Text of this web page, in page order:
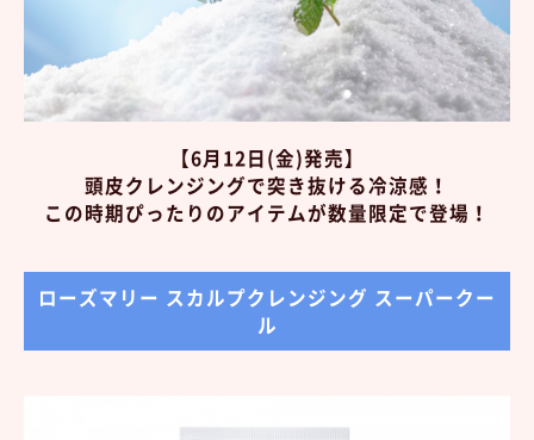
【6月12日(金)発売】
頭皮クレンジングで突き抜ける冷涼感！
この時期ぴったりのアイテムが数量限定で登場！
ローズマリー スカルプクレンジング スーパークー
ル